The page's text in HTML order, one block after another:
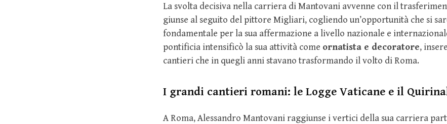
La svolta decisiva nella carriera di Mantovani avvenne con il
giunse al seguito del pittore Migliari, cogliendo un’opportunità che si
fondamentale per la sua affermazione a livello nazionale e
pontificia intensificò la sua attività come ornatista e decoratore,
cantieri che in quegli anni stavano trasformando il volto di Roma.
I grandi cantieri romani: le Logge Vaticane e il
A Roma, Alessandro Mantovani raggiunse i vertici della sua carriera